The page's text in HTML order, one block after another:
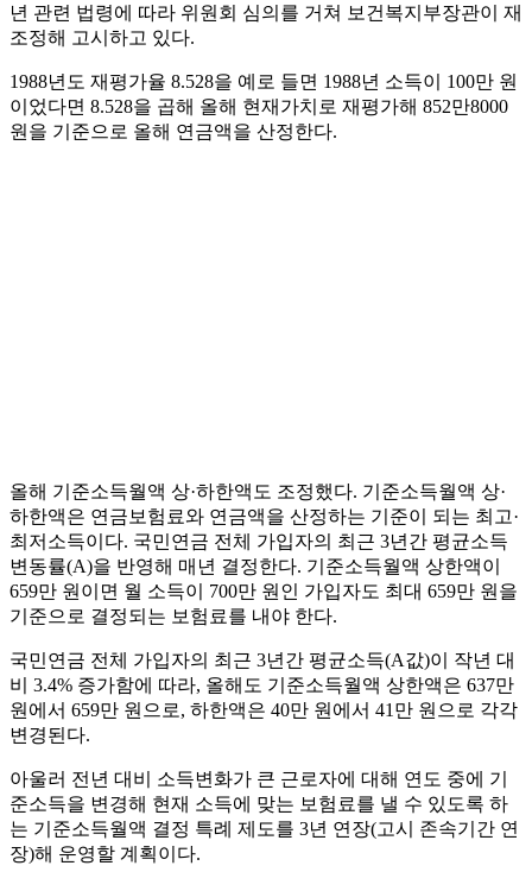
년 관련 법령에 따라 위원회 심의를 거쳐 보건복지부장관이 재
조정해 고시하고 있다.
1988년도 재평가율 8.528을 예로 들면 1988년 소득이 100만 원
이었다면 8.528을 곱해 올해 현재가치로 재평가해 852만8000
원을 기준으로 올해 연금액을 산정한다.
올해 기준소득월액 상·하한액도 조정했다. 기준소득월액 상·
하한액은 연금보험료와 연금액을 산정하는 기준이 되는 최고·
최저소득이다. 국민연금 전체 가입자의 최근 3년간 평균소득
변동률(A)을 반영해 매년 결정한다. 기준소득월액 상한액이
659만 원이면 월 소득이 700만 원인 가입자도 최대 659만 원을
기준으로 결정되는 보험료를 내야 한다.
국민연금 전체 가입자의 최근 3년간 평균소득(A값)이 작년 대
비 3.4% 증가함에 따라, 올해도 기준소득월액 상한액은 637만
원에서 659만 원으로, 하한액은 40만 원에서 41만 원으로 각각
변경된다.
아울러 전년 대비 소득변화가 큰 근로자에 대해 연도 중에 기
준소득을 변경해 현재 소득에 맞는 보험료를 낼 수 있도록 하
는 기준소득월액 결정 특례 제도를 3년 연장(고시 존속기간 연
장)해 운영할 계획이다.